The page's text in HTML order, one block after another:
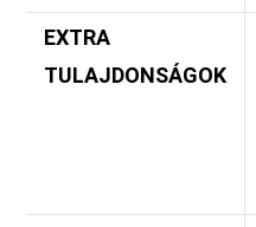
EXTRA
TULAJDONSÁGOK